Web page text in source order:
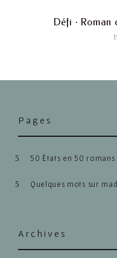
Défi ·
Pages
50 États en 50 romans
Quelques mots sur
Archives